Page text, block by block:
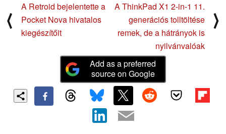
⟨
A Retroid bejelentette a
Pocket Nova hivatalos
kiegészítőit
A ThinkPad X1 2-in-1 11.
generációs tolltöltése
remek, de a hátrányok is
nyilvánvalóak
⟩
Add as a preferred
source on Google